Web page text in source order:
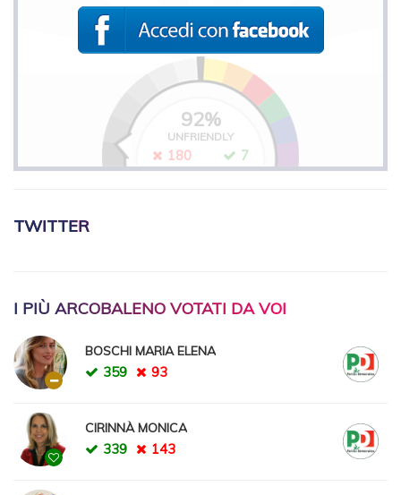
92%
UNFRIENDLY
180 7
TWITTER
I PIÙ ARCOBALENO VOTATI DA VOI
BOSCHI MARIA ELENA
359 93
CIRINNÀ MONICA
339 143